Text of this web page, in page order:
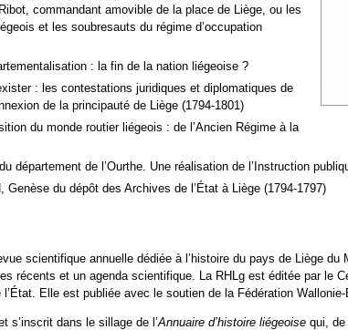
commandant amovible de la place de Liège, ou les
et les soubresauts du régime d’occupation
: la fin de la nation liégeoise ?
: les contestations juridiques et diplomatiques de
de la principauté de Liège (1794-1801)
du monde routier liégeois : de l’Ancien Régime à la
département de l’Ourthe. Une réalisation de l’Instruction
Genèse du dépôt des Archives de l’État à Liège (1794-1797)
scientifique annuelle dédiée à l’histoire du pays de Liège
récents et un agenda scientifique. La RHLg est éditée par le
Elle est publiée avec le soutien de la Fédération Wallonie-
s’inscrit dans le sillage de l’Annuaire d’histoire liégeoise qui, de